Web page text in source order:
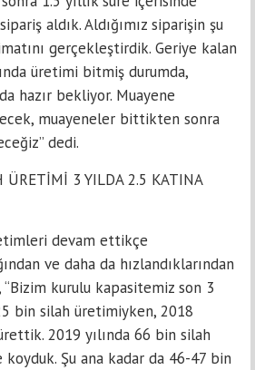
aldık. Aldığımız siparişin şu
gerçekleştirdik. Geriye kalan
üretimi bitmiş durumda,
hazır bekliyor. Muayene
muayeneler bittikten sonra
dedi.
ÜRETİMİ 3 YILDA 2.5 KATINA
devam ettikçe
ve daha da hızlandıklarından
“Bizim kurulu kapasitemiz son 3
bin silah üretimiyken, 2018
2019 yılında 66 bin silah
Şu ana kadar da 46-47 bin